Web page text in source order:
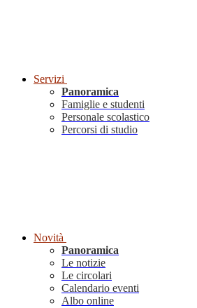
Servizi
Panoramica
Famiglie e studenti
Personale scolastico
Percorsi di studio
Novità
Panoramica
Le notizie
Le circolari
Calendario eventi
Albo online